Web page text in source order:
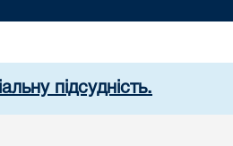
підсудність.